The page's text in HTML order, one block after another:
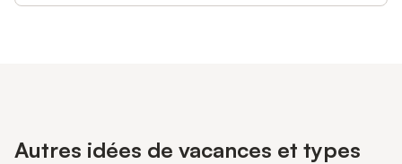
33)
Autres idées de vacances et types